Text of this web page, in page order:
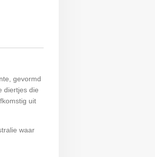
gevormd
diertjes die
uit
waar